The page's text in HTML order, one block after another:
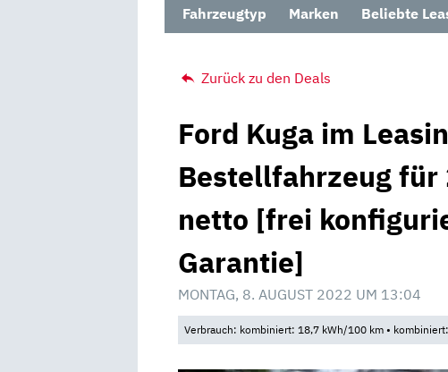
Fahrzeugtyp Marken Beliebte
Zurück zu den Deals
Ford Kuga im
Bestellfahrzeug für
netto [frei
Garantie]
MONTAG, 8. AUGUST 2022 UM 13:04
Verbrauch: kombiniert: 18,7 kWh/100 km •